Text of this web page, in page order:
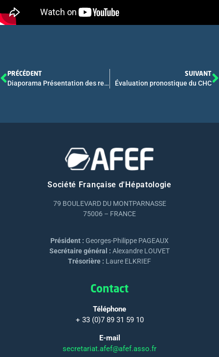
PRÉCÉDENT
Diaporama Présentation des recommandations AFEF pour l’élimination de l’infection par le virus de l’hépatite C en France
SUIVANT
Évaluation pronostique du CHC
Société Française d'Hépatologie
79 BOULEVARD DU MONTPARNASSE
75006 – FRANCE
Président : Georges-Philippe PAGEAUX
Secrétaire général : Alexandre LOUVET
Trésorière : Laure ELKRIEF
Contact
Téléphone
+ 33 (0)7 89 31 59 10
E-mail
secretariat.afef@afef.asso.fr